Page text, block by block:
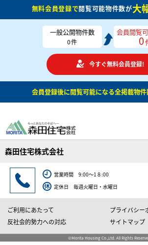
無料会員登録で閲覧可能物件数が大
一般公開物件数
0件
会員閲覧
0
今すぐ無料会員登録!
会員登録後に閲覧可能になる全掲載物件
森田住宅株式会社
営業時間 9:00～1８:00
定休日 毎週火曜日・水曜日
ご利用にあたって
プライバシー
反社会的勢力への対応
サイトマップ
©Morita Housing Co.,Ltd. All Rights